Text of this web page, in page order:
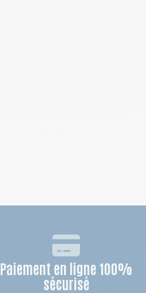
Paiement en ligne 100%
sécurisé